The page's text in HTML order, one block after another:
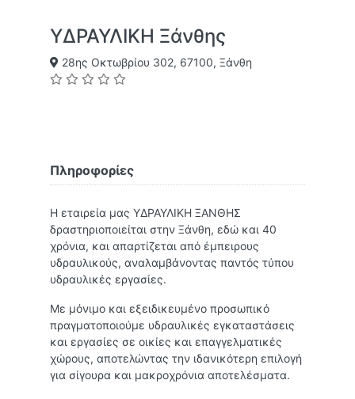
ΥΔΡΑΥΛΙΚΗ Ξάνθης
28ης Οκτωβρίου 302, 67100, Ξάνθη
Πληροφορίες
Η εταιρεία μας ΥΔΡΑΥΛΙΚΗ ΞΑΝΘΗΣ
δραστηριοποιείται στην Ξάνθη, εδώ και 40
χρόνια, και απαρτίζεται από έμπειρους
υδραυλικούς, αναλαμβάνοντας παντός τύπου
υδραυλικές εργασίες.
Με μόνιμο και εξειδικευμένο προσωπικό
πραγματοποιούμε υδραυλικές εγκαταστάσεις
και εργασίες σε οικίες και επαγγελματικές
χώρους, αποτελώντας την ιδανικότερη επιλογή
για σίγουρα και μακροχρόνια αποτελέσματα.